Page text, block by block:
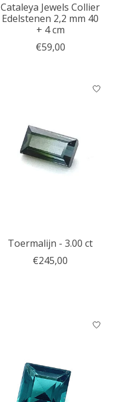
Cataleya Jewels Collier
Edelstenen 2,2 mm 40
+ 4 cm
€59,00
Toermalijn - 3.00 ct
€245,00